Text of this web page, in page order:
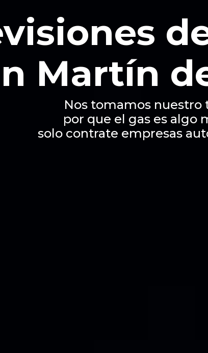
Martín
Nos tomamos nuestro
por que el gas es algo
solo contrate empresas